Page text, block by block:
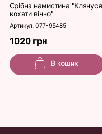
Срібна намистина "Клянуся
кохати вічно"
Артикул: 077-95485
1020 грн
В кошик